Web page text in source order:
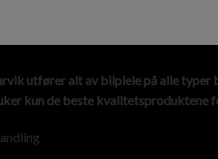
utfører alt av bilpleie på alle typer
kun de beste kvalitetsproduktene